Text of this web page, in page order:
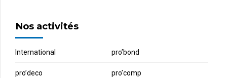
Nos activités
International pro’bond
pro’deco pro’comp